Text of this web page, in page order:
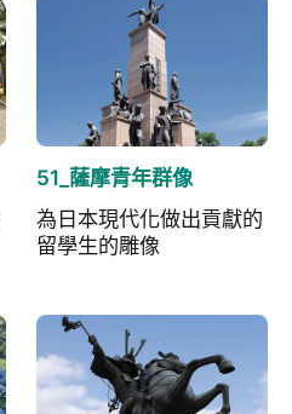
51_薩摩青年群像
為日本現代化做出貢獻的
留學生的雕像